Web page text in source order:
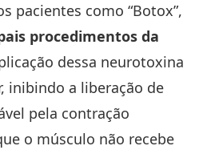
pacientes como “Botox”,
procedimentos da
dessa neurotoxina
inibindo a liberação de
pela contração
o músculo não recebe